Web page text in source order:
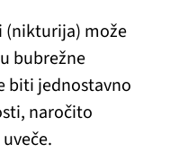
(nikturija) može
bubrežne
biti jednostavno
naročito